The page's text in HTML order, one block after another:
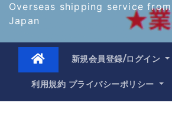
Overseas shipping service from
Japan
新規会員登録/ログイン
利用規約 プライバシーポリシー